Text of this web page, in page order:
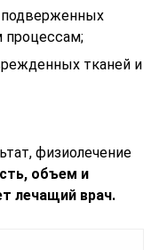
подверженных
процессам;
тканей и
физиолечение
объем и
лечащий врач.